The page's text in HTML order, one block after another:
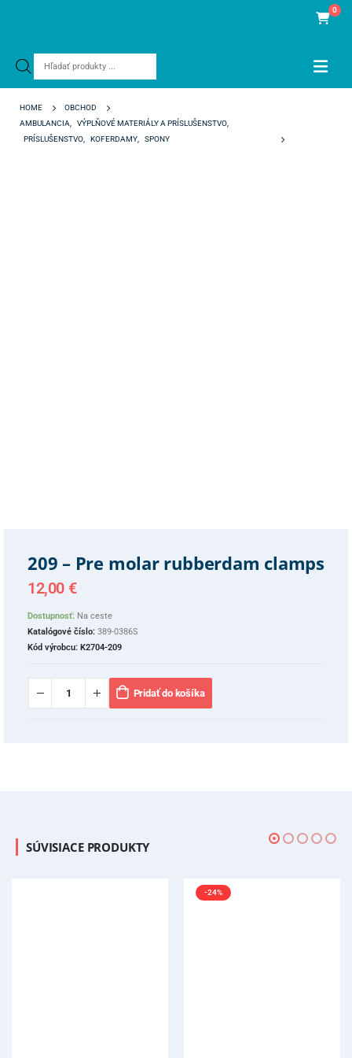
Products
0
HOME
OBCHOD
AMBULANCIA
VÝPLŇOVÉ MATERIÁLY A PRÍSLUŠENSTVO
PRÍSLUŠENSTVO
KOFERDAMY
SPONY
209 – Pre molar rubberdam clamps
12,00 €
Dostupnosť: Na ceste
Katalógové číslo: 389-0386S
Kód výrobcu: K2704-209
Pridať do košíka
SÚVISIACE PRODUKTY
-24%